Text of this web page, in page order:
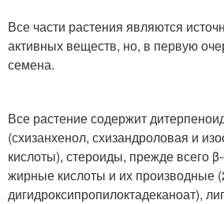
Все части растения являются
активных веществ, но, в первую
семена.
Все растение содержит
(схизанхенол, схизандроловая и
кислоты), стероиды, прежде всего
жирные кислоты и их производные
дигидроксипропилоктадеканоат),